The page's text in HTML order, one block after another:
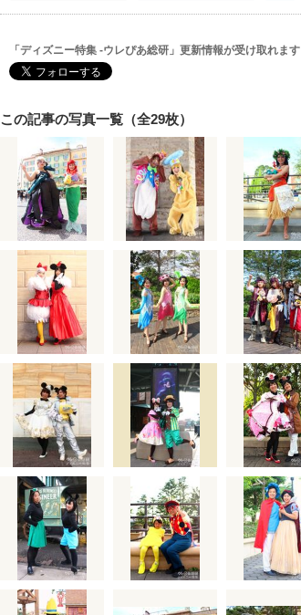
「ディズニー特集 -ウレぴあ総研」更新情報が受け取れます
この記事の写真一覧（全29枚）